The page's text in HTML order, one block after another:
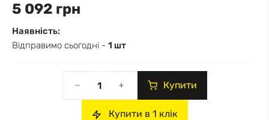
5 092 грн
Наявність:
Відправимо сьогодні - 1 шт
Купити
Купити в 1 клік